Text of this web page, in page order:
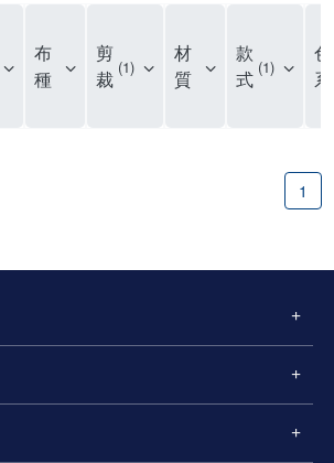
布
種
剪
裁 1
材
質
款
式 1
色
系
1